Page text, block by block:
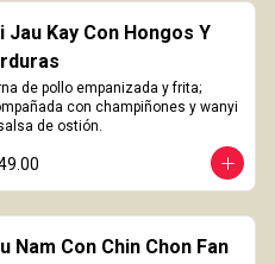
Jau Kay Con Hongos Y
de pollo empanizada y frita;
con champiñones y wanyi
de ostión.
Nam Con Chin Chon Fan